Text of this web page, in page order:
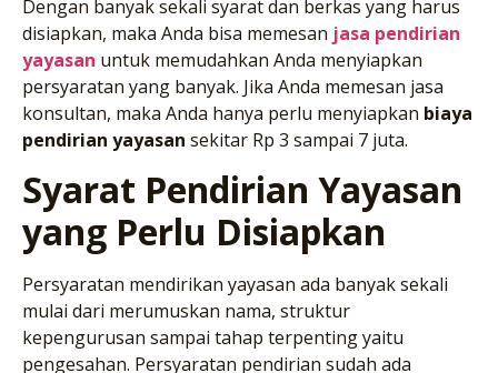
Dengan banyak sekali syarat dan berkas yang harus
disiapkan, maka Anda bisa memesan jasa pendirian
yayasan untuk memudahkan Anda menyiapkan
persyaratan yang banyak. Jika Anda memesan jasa
konsultan, maka Anda hanya perlu menyiapkan biaya
pendirian yayasan sekitar Rp 3 sampai 7 juta.
Syarat Pendirian Yayasan
yang Perlu Disiapkan
Persyaratan mendirikan yayasan ada banyak sekali
mulai dari merumuskan nama, struktur
kepengurusan sampai tahap terpenting yaitu
pengesahan. Persyaratan pendirian sudah ada